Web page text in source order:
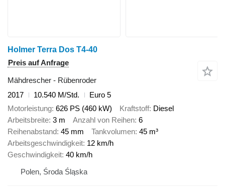
Holmer Terra Dos T4-40
Preis auf Anfrage
Mähdrescher - Rübenroder
2017
10.540 M/Std.
Euro 5
Motorleistung 626 PS (460 kW) Kraftstoff Diesel
Arbeitsbreite 3 m Anzahl von Reihen 6
Reihenabstand 45 mm Tankvolumen 45 m³
Arbeitsgeschwindigkeit 12 km/h
Geschwindigkeit 40 km/h
Polen, Środa Śląska